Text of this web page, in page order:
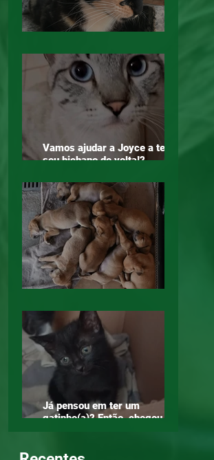
Vamos ajudar a Joyce a ter
seu bichano de volta!?
Já pensou em ter um
gatinho(a)? Então, chegou a